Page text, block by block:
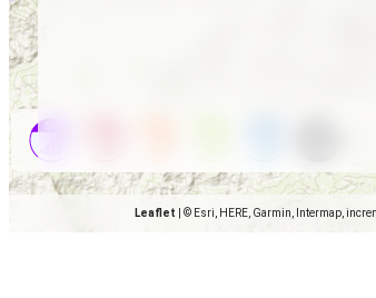
Leaflet © Esri, HERE, Garmin, Intermap,